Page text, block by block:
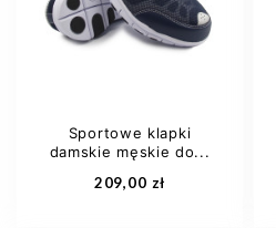
Dodaj do koszyka
Sportowe klapki
damskie męskie do...
209,00 zł